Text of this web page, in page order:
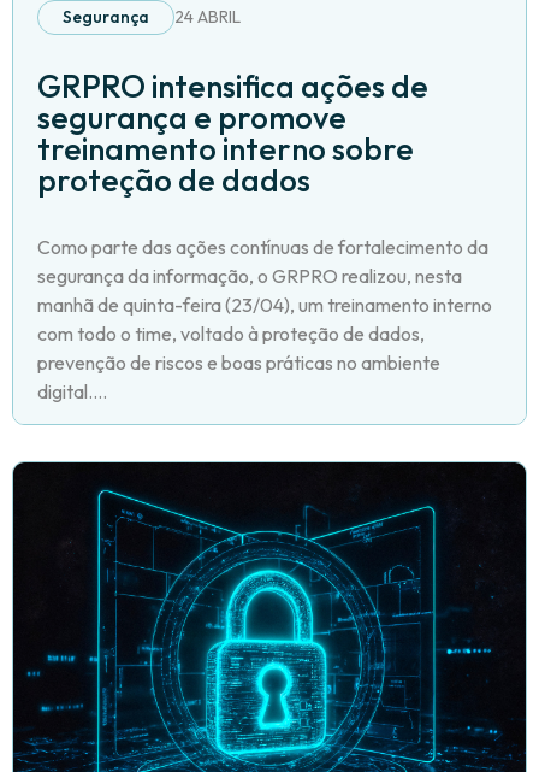
Segurança 24 ABRIL
GRPRO intensifica ações de
segurança e promove
treinamento interno sobre
proteção de dados
Como parte das ações contínuas de fortalecimento da
segurança da informação, o GRPRO realizou, nesta
manhã de quinta-feira (23/04), um treinamento interno
com todo o time, voltado à proteção de dados,
prevenção de riscos e boas práticas no ambiente
digital....